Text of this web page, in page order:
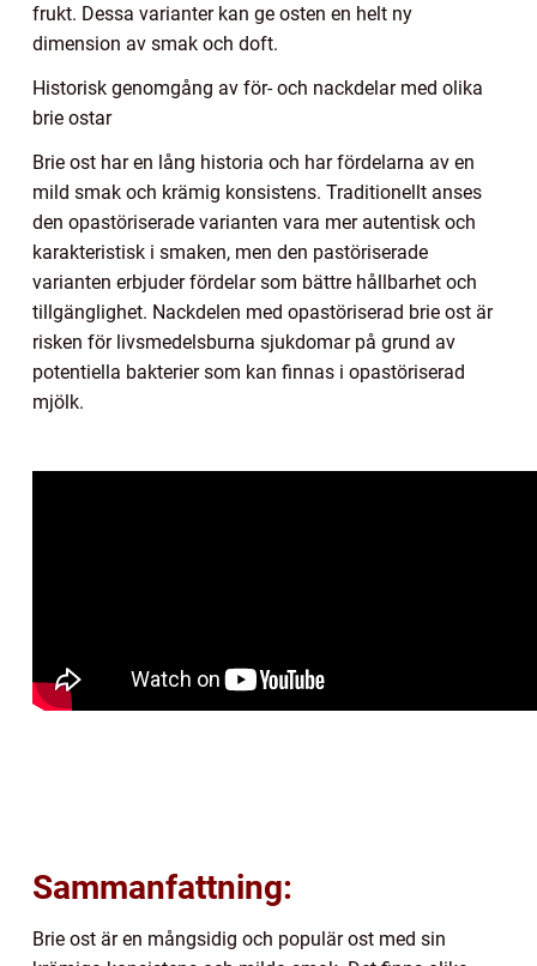
frukt. Dessa varianter kan ge osten en helt ny
dimension av smak och doft.
Historisk genomgång av för- och nackdelar med olika
brie ostar
Brie ost har en lång historia och har fördelarna av en
mild smak och krämig konsistens. Traditionellt anses
den opastöriserade varianten vara mer autentisk och
karakteristisk i smaken, men den pastöriserade
varianten erbjuder fördelar som bättre hållbarhet och
tillgänglighet. Nackdelen med opastöriserad brie ost är
risken för livsmedelsburna sjukdomar på grund av
potentiella bakterier som kan finnas i opastöriserad
mjölk.
Sammanfattning:
Brie ost är en mångsidig och populär ost med sin